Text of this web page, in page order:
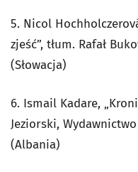
5. Nicol
zjeść”, tłum. Rafał
(Słowacja)
6. Ismail Kadare,
Jeziorski,
(Albania)